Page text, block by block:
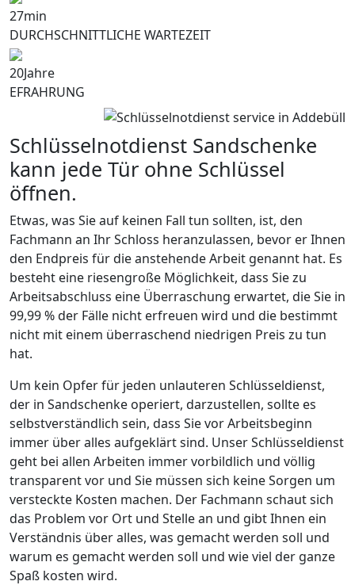
27min
DURCHSCHNITTLICHE WARTEZEIT
20Jahre
EFRAHRUNG
Schlüsselnotdienst Sandschenke
kann jede Tür ohne Schlüssel
öffnen.
Etwas, was Sie auf keinen Fall tun sollten, ist, den
Fachmann an Ihr Schloss heranzulassen, bevor er Ihnen
den Endpreis für die anstehende Arbeit genannt hat. Es
besteht eine riesengroße Möglichkeit, dass Sie zu
Arbeitsabschluss eine Überraschung erwartet, die Sie in
99,99 % der Fälle nicht erfreuen wird und die bestimmt
nicht mit einem überraschend niedrigen Preis zu tun
hat.
Um kein Opfer für jeden unlauteren Schlüsseldienst,
der in Sandschenke operiert, darzustellen, sollte es
selbstverständlich sein, dass Sie vor Arbeitsbeginn
immer über alles aufgeklärt sind. Unser Schlüsseldienst
geht bei allen Arbeiten immer vorbildlich und völlig
transparent vor und Sie müssen sich keine Sorgen um
versteckte Kosten machen. Der Fachmann schaut sich
das Problem vor Ort und Stelle an und gibt Ihnen ein
Verständnis über alles, was gemacht werden soll und
warum es gemacht werden soll und wie viel der ganze
Spaß kosten wird.